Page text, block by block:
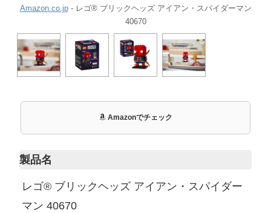
Amazon.co.jp- レゴ® ブリックヘッズ アイアン・スパイダーマン
40670
Amazonでチェック
製品名
レゴ® ブリックヘッズ アイアン・スパイダー
マン 40670